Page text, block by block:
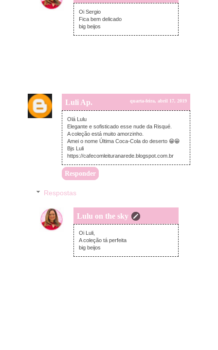
domingo, abril 14, 2019
Oi Sergio
Fica bem delicado
big beijos
Luli Ap. quarta-feira, abril 17, 2019
Olá Lulu
Elegante e sofisticado esse nude da Risqué.
A coleção está muito amorzinho.
Amei o nome Última Coca-Cola do deserto 😁😁
Bjs Luli
https://cafecomleituranarede.blogspot.com.br
Responder
Respostas
Lulu on the sky
quarta-feira, abril 24, 2019
Oi Luli,
A coleção tá perfeita
big beijos